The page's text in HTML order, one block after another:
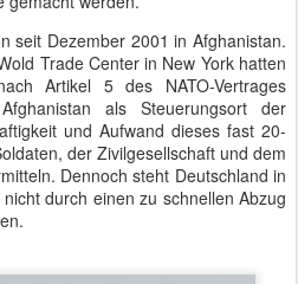
seit Dezember 2001 in Afghanistan.
Trade Center in New York hatten
Artikel 5 des NATO-Vertrages
als Steuerungsort der
und Aufwand dieses fast 20-
der Zivilgesellschaft und dem
Dennoch steht Deutschland in
durch einen zu schnellen Abzug